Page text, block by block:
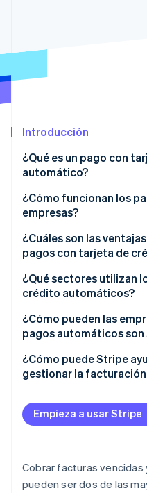
Atlas
Verificación de identidad
Stripe Sessions 2026
para la IA.
Ver ahora
Introducción
¿Qué es un pago con
automático?
¿Cómo funcionan los
empresas?
¿Cuáles son las
pagos con tarjeta de
Ventajas
¿Qué sectores utilizan
crédito automáticos?
Software como servicio
Cajas de suscripciones
Transmisión de
Plataformas de
¿Cómo pueden las
pagos automáticos son
Cumplir con los
Trabajar con
confianza
Usar la autenticación
Crear políticas claras
¿Cómo puede Stripe
gestionar la
Modelos de suscripción
Páginas de pago
Funciones de
Empieza a usar Stripe
Cobrar facturas
pueden ser dos de las